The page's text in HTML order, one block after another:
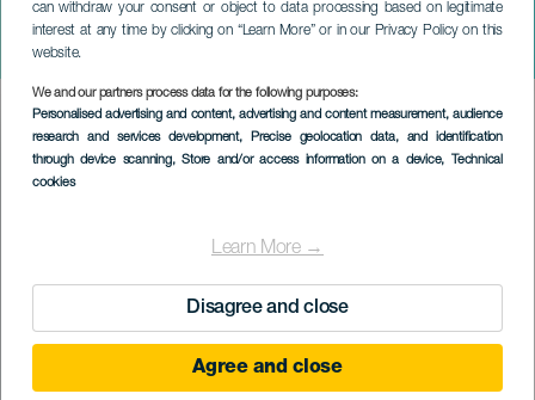
can withdraw your consent or object to data processing based on legitimate
interest at any time by clicking on “Learn More” or in our Privacy Policy on this
website.
We and our partners process data for the following purposes:
Personalised advertising and content, advertising and content measurement, audience
research and services development, Precise geolocation data, and identification
through device scanning, Store and/or access information on a device, Technical
cookies
Learn More →
Disagree and close
Agree and close
Institucionální zápas
TENERIFE
Imagen
Listado